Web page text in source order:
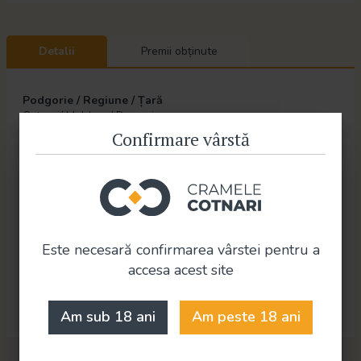
Detalii Premii obținute
Podgorie / Regiune / Țară
Cotnari/ Moldova/ Romania
Stilul de vinificație
Spumant Extrasec
Treaptă calitate
DOC
0.75 Litri
Confirmare vârstă
Este necesară confirmarea vârstei pentru a
accesa acest site
Am sub 18 ani Am peste 18 ani